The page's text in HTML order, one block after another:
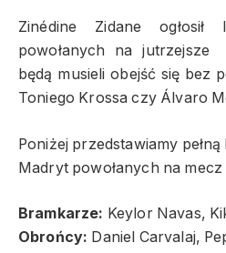
Zinédine Zidane
powołanych na jutrzejsze
będą musieli obejść się bez
Toniego Krossa czy Álvaro
Poniżej przedstawiamy pełną
Madryt powołanych na
Bramkarze: Keylor Navas,
Obrońcy: Daniel Carvalaj,